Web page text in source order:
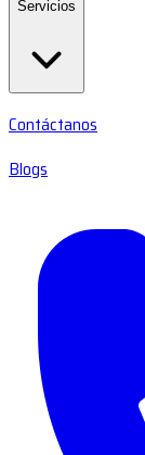
Servicios
Contáctanos
Blogs